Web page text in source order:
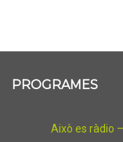
PROGRAMES
Això es ràdio